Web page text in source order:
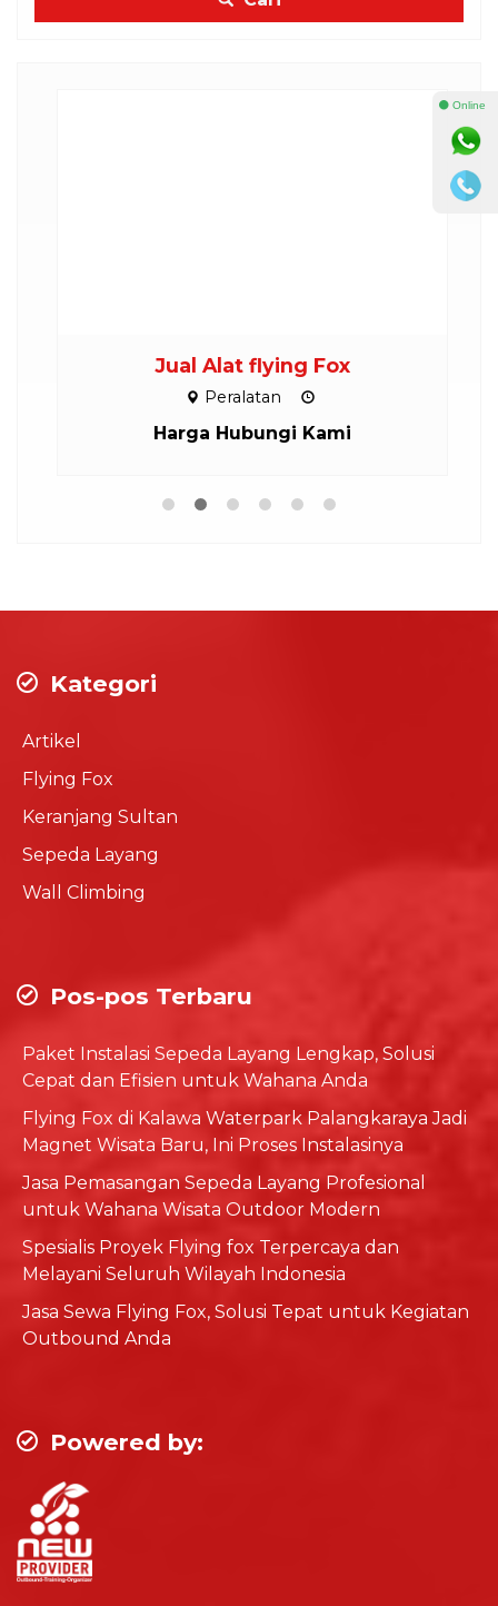
Jual Alat flying Fox
Peralatan
Harga Hubungi Kami
Kategori
Artikel
Flying Fox
Keranjang Sultan
Sepeda Layang
Wall Climbing
Pos-pos Terbaru
Paket Instalasi Sepeda Layang Lengkap, Solusi
Cepat dan Efisien untuk Wahana Anda
Flying Fox di Kalawa Waterpark Palangkaraya Jadi
Magnet Wisata Baru, Ini Proses Instalasinya
Jasa Pemasangan Sepeda Layang Profesional
untuk Wahana Wisata Outdoor Modern
Spesialis Proyek Flying fox Terpercaya dan
Melayani Seluruh Wilayah Indonesia
Jasa Sewa Flying Fox, Solusi Tepat untuk Kegiatan
Outbound Anda
Powered by:
⚫ Online